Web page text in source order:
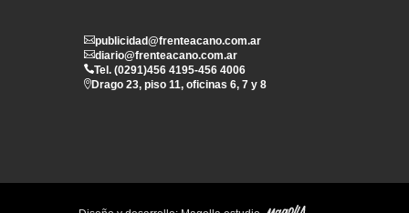
publicidad@frenteacano.com.ar
diario@frenteacano.com.ar
Tel. (0291)456 4195-456 4006
Drago 23, piso 11, oficinas 6, 7 y 8